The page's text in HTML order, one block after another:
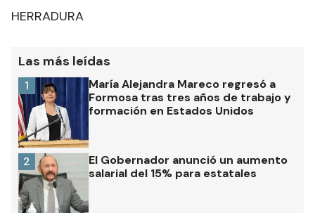
HERRADURA
Las más leídas
María Alejandra Mareco regresó a
Formosa tras tres años de trabajo y
formación en Estados Unidos
1
El Gobernador anunció un aumento
salarial del 15% para estatales
2